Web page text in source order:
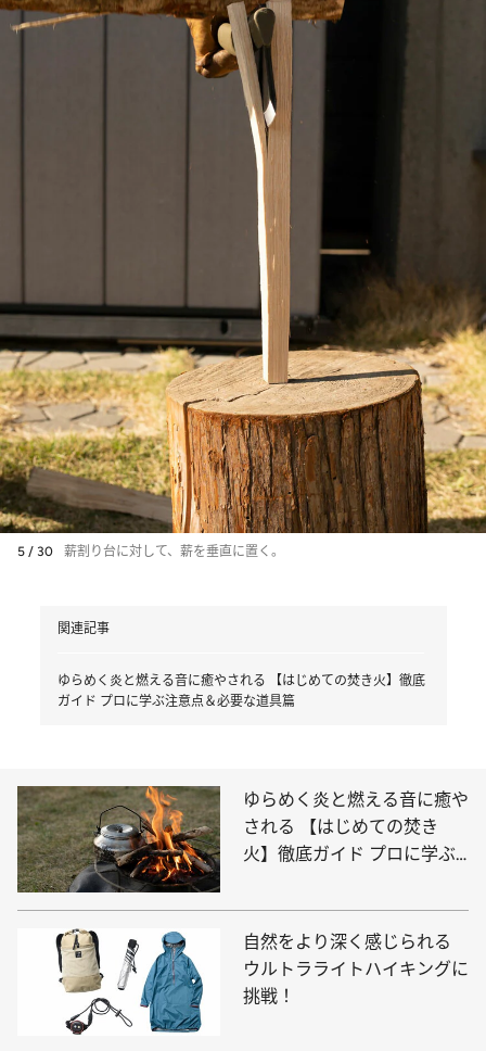
5 / 30 薪割り台に対して、薪を垂直に置く。
関連記事
ゆらめく炎と燃える音に癒やされる 【はじめての焚き火】徹底
ガイド プロに学ぶ注意点＆必要な道具篇
ゆらめく炎と燃える音に癒や
される 【はじめての焚き
火】徹底ガイド プロに学ぶ
自然をより深く感じられる
ウルトラライトハイキングに
挑戦！